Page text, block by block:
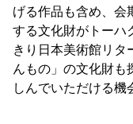
げる作品も含め、会
する文化財がトーハ
きり日本美術館リタ
んもの」の文化財も
しんでいただける機